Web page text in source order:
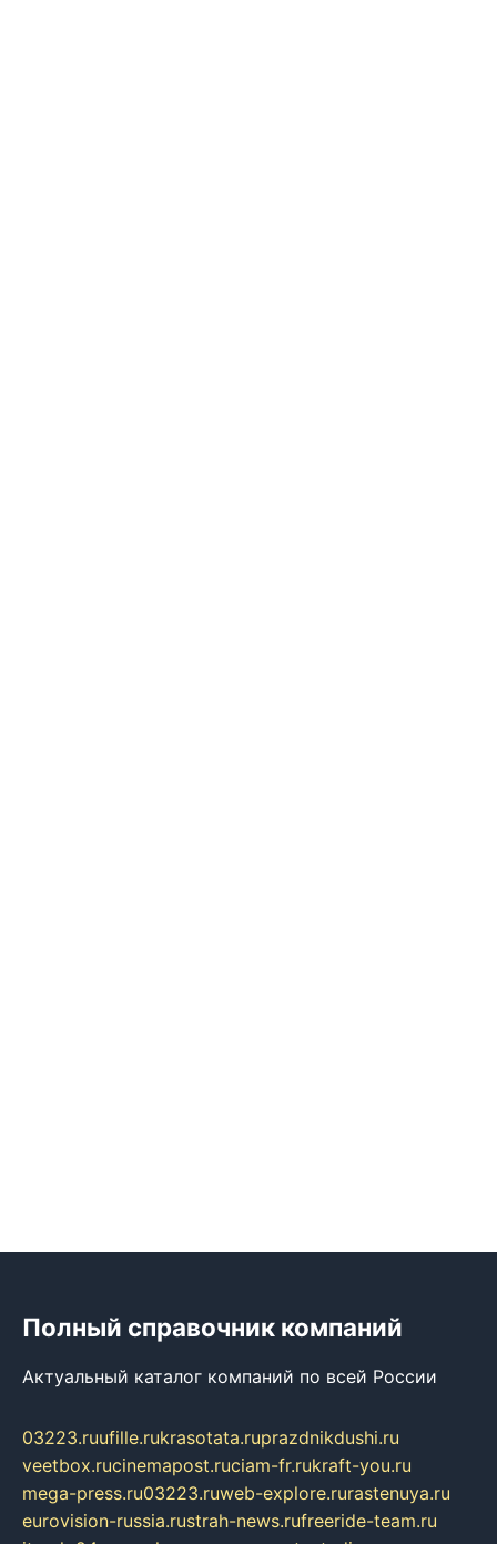
Полный справочник компаний
Актуальный каталог компаний по всей России
03223.ruufille.rukrasotata.ruprazdnikdushi.ru
veetbox.rucinemapost.ruciam-fr.rukraft-you.ru
mega-press.ru03223.ruweb-explore.rurastenuya.ru
eurovision-russia.rustrah-news.rufreeride-team.ru